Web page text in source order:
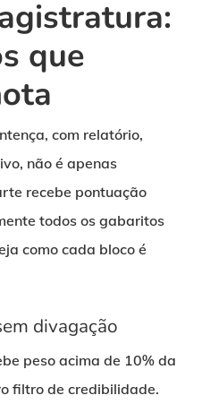
que
com relatório,
não é apenas
recebe pontuação
todos os gabaritos
como cada bloco é
divagação
peso acima de 10% da
filtro de credibilidade.